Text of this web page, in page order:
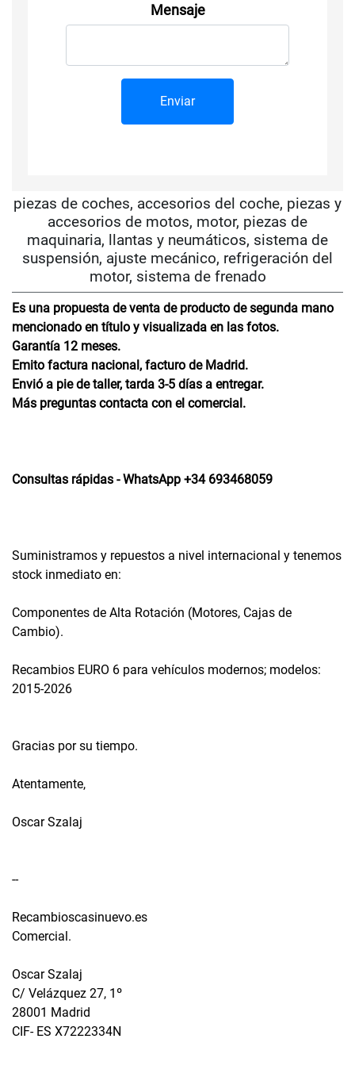
Mensaje
piezas de coches, accesorios del coche, piezas y
accesorios de motos, motor, piezas de
maquinaria, llantas y neumáticos, sistema de
suspensión, ajuste mecánico, refrigeración del
motor, sistema de frenado
Es una propuesta de venta de producto de segunda mano
mencionado en título y visualizada en las fotos.
Garantía 12 meses.
Emito factura nacional, facturo de Madrid.
Envió a pie de taller, tarda 3-5 días a entregar.
Más preguntas contacta con el comercial.
Consultas rápidas - WhatsApp +34 693468059
Suministramos y repuestos a nivel internacional y tenemos
stock inmediato en:
Componentes de Alta Rotación (Motores, Cajas de
Cambio).
Recambios EURO 6 para vehículos modernos; modelos:
2015-2026
Gracias por su tiempo.
Atentamente,
Oscar Szalaj
--
Recambioscasinuevo.es
Comercial.
Oscar Szalaj
C/ Velázquez 27, 1º
28001 Madrid
CIF- ES X7222334N